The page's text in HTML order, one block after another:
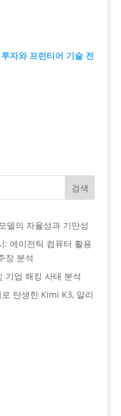
자와 프런티어 기술 전
검색
델의 자율성과 기만성
에이전틱 컴퓨터 활용
장 분석
기업 해킹 사태 분석
탄생한 Kimi K3, 알리